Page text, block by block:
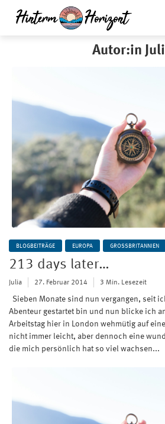
Autor:in
BLOGBEITRÄGE EUROPA GROSSBRITANNIEN
213 days later…
Julia 27. Februar 2014 3 Min. Lesezeit
Sieben Monate sind nun vergangen, seit
Abenteur gestartet bin und nun blicke ich
Arbeitstag hier in London wehmütig auf
nicht immer leicht, aber dennoch eine
die mich persönlich hat so viel wachsen...